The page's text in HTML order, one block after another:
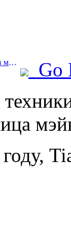
Prev:Развитие гостиничного сектора в мире в 2026 году: Шанхай занимает первое место по увеличению количества номеров.
Go